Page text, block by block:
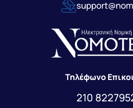
Τηλέφωνο
210